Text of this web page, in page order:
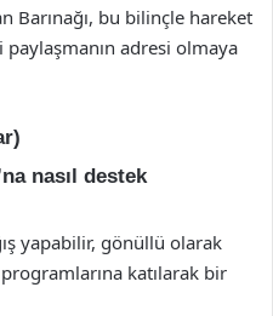
Barınağı, bu bilinçle hareket
adresi olmaya
nasıl destek
yapabilir, gönüllü olarak
katılarak bir